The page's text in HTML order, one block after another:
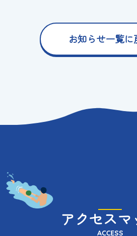
お知らせ一覧に
アクセスマ
ACCESS